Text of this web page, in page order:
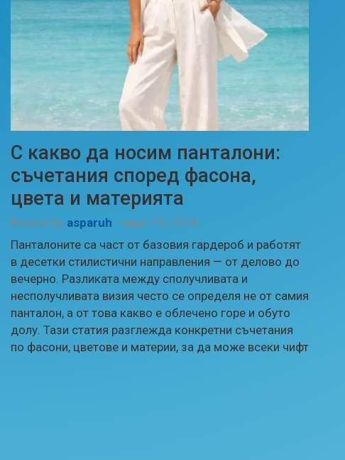
С какво да носим панталони:
съчетания според фасона,
цвета и материята
Posted by asparuh - март 23, 2026
Панталоните са част от базовия гардероб и работят
в десетки стилистични направления — от делово до
вечерно. Разликата между сполучливата и
несполучливата визия често се определя не от самия
панталон, а от това какво е облечено горе и обуто
долу. Тази статия разглежда конкретни съчетания
по фасони, цветове и материи, за да може всеки чифт